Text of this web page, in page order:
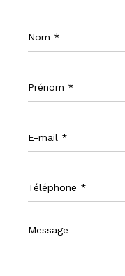
*
*
mail
*
*
Message